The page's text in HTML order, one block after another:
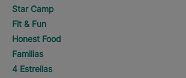
Star Camp
Fit & Fun
Honest Food
Familias
4 Estrellas